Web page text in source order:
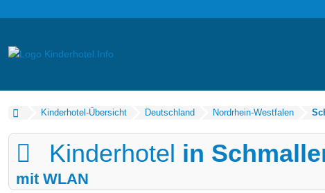
Kinderhotel-Übersicht Deutschland Nordrhein-Westfalen
Kinderhotel in
mit WLAN